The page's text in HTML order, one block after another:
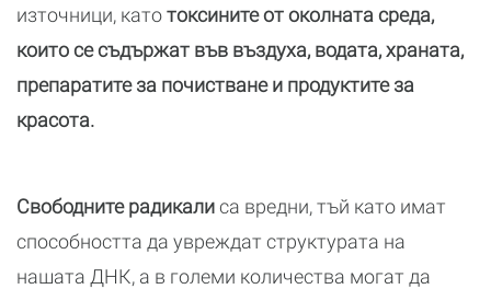
източници, катотоксините от околната среда,
които се съдържат във въздуха, водата, храната,
препаратите за почистване и продуктите за
красота.
Свободните радикалиса вредни, тъй като имат
способността да увреждат структурата на
нашата ДНК, а в големи количества могат да